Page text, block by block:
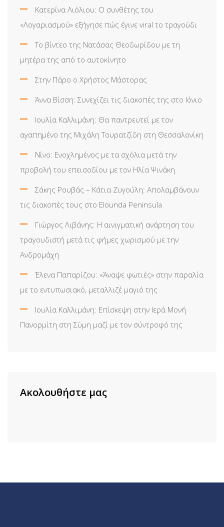
Κατερίνα Λιόλιου: Ο συνθέτης του
«Λογαριασμού» εξήγησε πώς έγινε viral το τραγούδι
Το βίντεο της Νατάσας Θεοδωρίδου με τη
μητέρα της από το αυτοκίνητο
Στην Πάρο ο Χρήστος Μάστορας
Άννα Βίσση: Συνεχίζει τις διακοπές της στο Ιόνιο
Ιουλία Καλλιμάνη: Θα παντρευτεί με τον
αγαπημένο της Μιχάλη Τουρατζίδη στη Θεσσαλονίκη
Νίνο: Ενοχλημένος με τα σχόλια μετά την
προβολή του επεισοδίου με τον Ηλία Ψινάκη
Σάκης Ρουβάς – Κάτια Ζυγούλη: Απολαμβάνουν
τις διακοπές τους στο Elounda Peninsula
Γιώργος Λιβάνης: Η αινιγματική ανάρτηση του
τραγουδιστή μετά τις φήμες χωρισμού με την
Ανδρομάχη
Έλενα Παπαρίζου: «Άναψε φωτιές» στην παραλία
με το εντυπωσιακό, μεταλλιζέ μαγιό της
Ιουλία Καλλιμάνη: Επίσκεψη στην Ιερά Μονή
Πανορμίτη στη Σύμη μαζί με τον σύντροφό της
Ακολουθήστε μας